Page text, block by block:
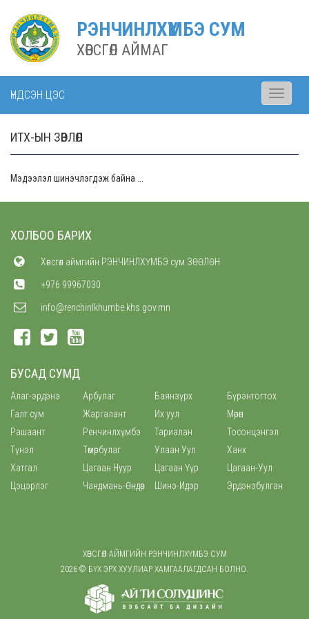
РЭНЧИНЛХҮМБЭ СУМ
ХӨВСГӨЛ АЙМАГ
ҮНДСЭН ЦЭС
Toggle
ИТХ-ЫН ЗӨВЛӨЛ
Мэдээлэл шинэчлэгдэж байна ...
ХОЛБОО БАРИХ
Хөвсгөл аймгийн РЭНЧИНЛХҮМБЭ сум ЗӨӨЛӨН
+976 99967030
info@renchinlkhumbe.khs.gov.mn
БУСАД СУМД
Алаг-эрдэнэ Арбулаг Баянзүрх
Бүрэнтогтох
Галт сум
Жаргалант Их уул
Мөрөн
Рашаант
Ренчинлхүмбэ Тариалан
Тосонцэнгэл
Түнэл
Төмөрбулаг Улаан Уул
Ханх
Хатгал
Цагаан Нуур Цагаан Үүр
Цагаан-Уул
Цэцэрлэг
Чандмань-Өндөр Шинэ-Идэр Эрдэнэбулган
ХӨВСГӨЛ АЙМГИЙН РЭНЧИНЛХҮМБЭ СУМ
2026 © БҮХ ЭРХ ХУУЛИАР ХАМГААЛАГДСАН БОЛНО.